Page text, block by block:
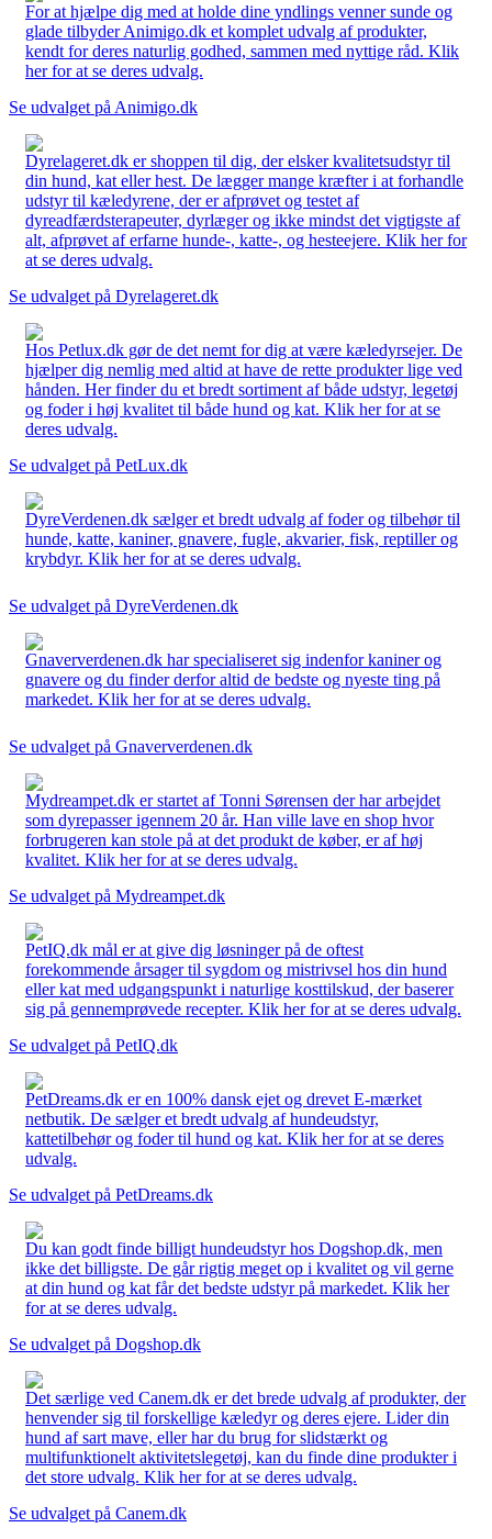
For at hjælpe dig med at holde dine yndlings venner sunde og
glade tilbyder Animigo.dk et komplet udvalg af produkter,
kendt for deres naturlig godhed, sammen med nyttige råd. Klik
her for at se deres udvalg.
Se udvalget på Animigo.dk
Dyrelageret.dk er shoppen til dig, der elsker kvalitetsudstyr til
din hund, kat eller hest. De lægger mange kræfter i at forhandle
udstyr til kæledyrene, der er afprøvet og testet af
dyreadfærdsterapeuter, dyrlæger og ikke mindst det vigtigste af
alt, afprøvet af erfarne hunde-, katte-, og hesteejere. Klik her for
at se deres udvalg.
Se udvalget på Dyrelageret.dk
Hos Petlux.dk gør de det nemt for dig at være kæledyrsejer. De
hjælper dig nemlig med altid at have de rette produkter lige ved
hånden. Her finder du et bredt sortiment af både udstyr, legetøj
og foder i høj kvalitet til både hund og kat. Klik her for at se
deres udvalg.
Se udvalget på PetLux.dk
DyreVerdenen.dk sælger et bredt udvalg af foder og tilbehør til
hunde, katte, kaniner, gnavere, fugle, akvarier, fisk, reptiller og
krybdyr. Klik her for at se deres udvalg.
Se udvalget på DyreVerdenen.dk
Gnaververdenen.dk har specialiseret sig indenfor kaniner og
gnavere og du finder derfor altid de bedste og nyeste ting på
markedet. Klik her for at se deres udvalg.
Se udvalget på Gnaververdenen.dk
Mydreampet.dk er startet af Tonni Sørensen der har arbejdet
som dyrepasser igennem 20 år. Han ville lave en shop hvor
forbrugeren kan stole på at det produkt de køber, er af høj
kvalitet. Klik her for at se deres udvalg.
Se udvalget på Mydreampet.dk
PetIQ.dk mål er at give dig løsninger på de oftest
forekommende årsager til sygdom og mistrivsel hos din hund
eller kat med udgangspunkt i naturlige kosttilskud, der baserer
sig på gennemprøvede recepter. Klik her for at se deres udvalg.
Se udvalget på PetIQ.dk
PetDreams.dk er en 100% dansk ejet og drevet E-mærket
netbutik. De sælger et bredt udvalg af hundeudstyr,
kattetilbehør og foder til hund og kat. Klik her for at se deres
udvalg.
Se udvalget på PetDreams.dk
Du kan godt finde billigt hundeudstyr hos Dogshop.dk, men
ikke det billigste. De går rigtig meget op i kvalitet og vil gerne
at din hund og kat får det bedste udstyr på markedet. Klik her
for at se deres udvalg.
Se udvalget på Dogshop.dk
Det særlige ved Canem.dk er det brede udvalg af produkter, der
henvender sig til forskellige kæledyr og deres ejere. Lider din
hund af sart mave, eller har du brug for slidstærkt og
multifunktionelt aktivitetslegetøj, kan du finde dine produkter i
det store udvalg. Klik her for at se deres udvalg.
Se udvalget på Canem.dk